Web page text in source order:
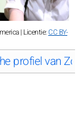
| Licentie:CC BY-
profiel van